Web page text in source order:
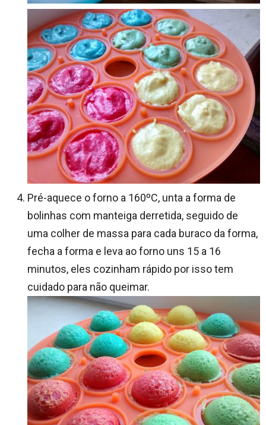
Pré-aquece o forno a 160ºC, unta a forma de
bolinhas com manteiga derretida, seguido de
uma colher de massa para cada buraco da forma,
fecha a forma e leva ao forno uns 15 a 16
minutos, eles cozinham rápido por isso tem
cuidado para não queimar.